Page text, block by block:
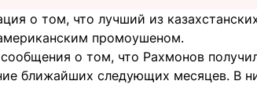
о том, что лучший из
промоушеном.
о том, что Рахмонов
ближайших следующих месяцев. В